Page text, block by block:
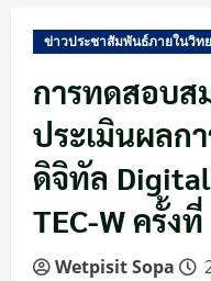
ข่าวประชาสัมพันธ์ภายในวิท
การทดสอบส
ประเมินผลก
ดิจิทัล
TEC-W ครั้ง
Wetpisit Sopa